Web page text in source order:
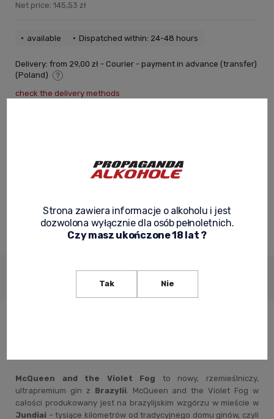
Net price: 145,53 zł
available Dispatched within: 24-48 hours
Delivery: from 29,00 zł - Courier - payment in advance (transfer)
(Poland)
check the delivery methods
ask about product recommend to a friend
Shipping
costs
Product
reviews
McQueen and the Violet Fog to nowy, rzemieślniczy,
ultrapremium gin z Brazylii . McQueen and the Violet Fog w
całości produkowany jest na brazylijskim wzgórzu w mieście w
Jundiai – tysiące kilometrów od tradycyjnego domu ginów, czyli
Strona zawiera informacje o alkoholu i jest
dozwolona wyłącznie dla osób pełnoletnich.
Czy masz ukończone 18 lat ?
Tak Nie